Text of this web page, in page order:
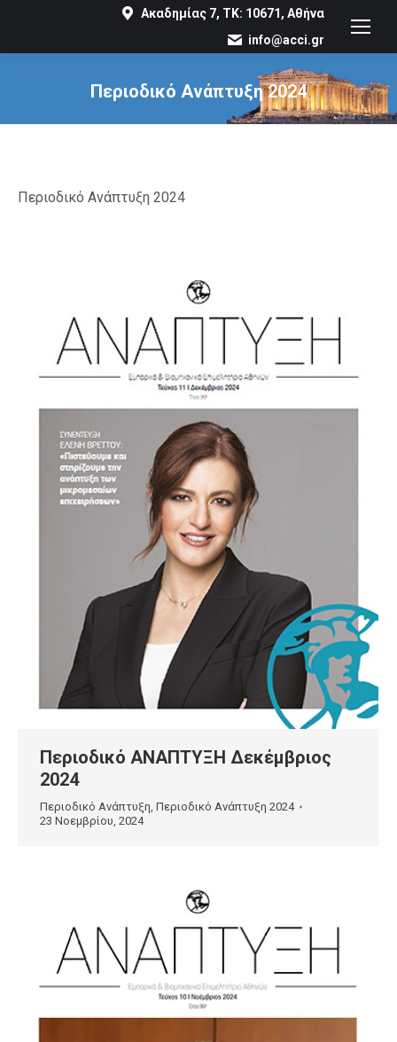
Ακαδημίας 7, ΤΚ: 10671, Αθήνα
info@acci.gr
Περιοδικό Ανάπτυξη 2024
You are here:
Περιοδικό Ανάπτυξη 2024
Περιοδικό ΑΝΑΠΤΥΞΗ Δεκέμβριος
2024
Περιοδικό Ανάπτυξη, Περιοδικό Ανάπτυξη 2024
23 Νοεμβρίου, 2024